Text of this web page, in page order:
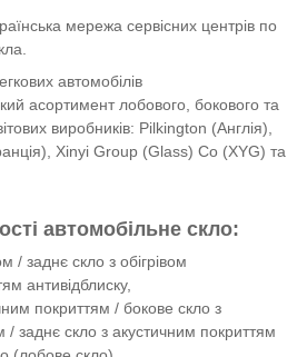
мережа сервісних центрів по
автомобілів
асортимент лобового, бокового та
виробників: Pilkington (Англія),
Xinyi Group (Glass) Co (XYG) та
автомобільне скло:
/ заднє скло з обігрівом
антивідблиску,
покриттям / бокове скло з
/ заднє скло з акустичним покриттям